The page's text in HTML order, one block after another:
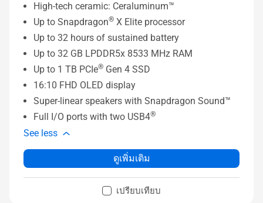
High-tech ceramic: Ceraluminum™
Up to Snapdragon® X Elite processor
Up to 32 hours of sustained battery
Up to 32 GB LPDDR5x 8533 MHz RAM
Up to 1 TB PCIe® Gen 4 SSD
16:10 FHD OLED display
Super-linear speakers with Snapdragon Sound™
Full I/O ports with two USB4®
See less
ดูเพิ่มเติม
เปรียบเทียบ